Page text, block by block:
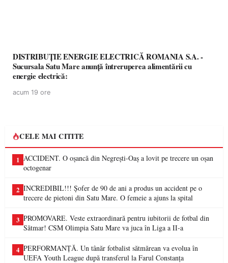
DISTRIBUȚIE ENERGIE ELECTRICĂ ROMANIA S.A. -
Sucursala Satu Mare anunţă întreruperea alimentării cu
energie electrică:
acum 19 ore
CELE MAI CITITE
1 ACCIDENT. O oșancă din Negrești-Oaș a lovit pe trecere un oșan
octogenar
2 INCREDIBIL!!! Șofer de 90 de ani a produs un accident pe o
trecere de pietoni din Satu Mare. O femeie a ajuns la spital
3 PROMOVARE. Veste extraordinară pentru iubitorii de fotbal din
Sătmar! CSM Olimpia Satu Mare va juca în Liga a II-a
4 PERFORMANȚĂ. Un tânăr fotbalist sătmărean va evolua în
UEFA Youth League după transferul la Farul Constanța